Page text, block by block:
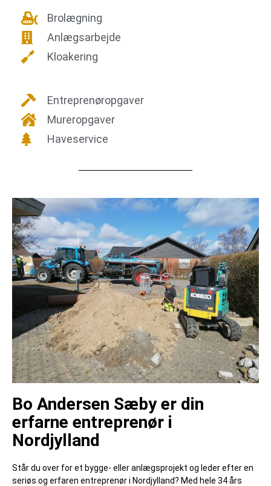
Brolægning
Anlægsarbejde
Kloakering
Entreprenøropgaver
Mureropgaver
Haveservice
Bo Andersen Sæby er din
erfarne entreprenør i
Nordjylland
Står du over for et bygge- eller anlægsprojekt og leder efter en
seriøs og erfaren entreprenør i Nordjylland? Med hele 34 års